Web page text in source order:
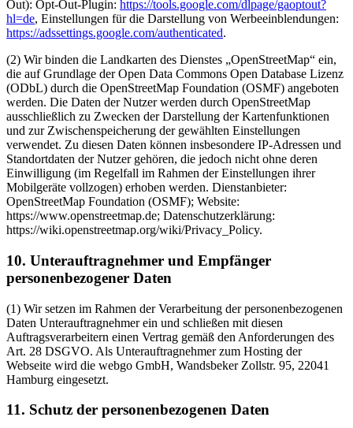
Out): Opt-Out-Plugin: https://tools.google.com/dlpage/gaoptout?
hl=de, Einstellungen für die Darstellung von Werbeeinblendungen:
https://adssettings.google.com/authenticated.
(2) Wir binden die Landkarten des Dienstes „OpenStreetMap“ ein,
die auf Grundlage der Open Data Commons Open Database Lizenz
(ODbL) durch die OpenStreetMap Foundation (OSMF) angeboten
werden. Die Daten der Nutzer werden durch OpenStreetMap
ausschließlich zu Zwecken der Darstellung der Kartenfunktionen
und zur Zwischenspeicherung der gewählten Einstellungen
verwendet. Zu diesen Daten können insbesondere IP-Adressen und
Standortdaten der Nutzer gehören, die jedoch nicht ohne deren
Einwilligung (im Regelfall im Rahmen der Einstellungen ihrer
Mobilgeräte vollzogen) erhoben werden. Dienstanbieter:
OpenStreetMap Foundation (OSMF); Website:
https://www.openstreetmap.de; Datenschutzerklärung:
https://wiki.openstreetmap.org/wiki/Privacy_Policy.
10. Unterauftragnehmer und Empfänger
personenbezogener Daten
(1) Wir setzen im Rahmen der Verarbeitung der personenbezogenen
Daten Unterauftragnehmer ein und schließen mit diesen
Auftragsverarbeitern einen Vertrag gemäß den Anforderungen des
Art. 28 DSGVO. Als Unterauftragnehmer zum Hosting der
Webseite wird die webgo GmbH, Wandsbeker Zollstr. 95, 22041
Hamburg eingesetzt.
11. Schutz der personenbezogenen Daten